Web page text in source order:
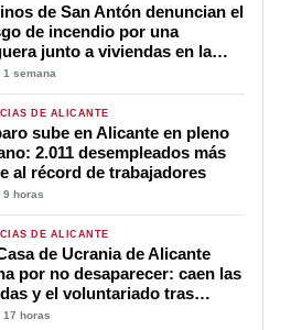
de San Antón denuncian el
de incendio por una
junto a viviendas en la
Peligros
1 semana
DE ALICANTE
sube en Alicante en pleno
2.011 desempleados más
al récord de trabajadores
9 horas
DE ALICANTE
de Ucrania de Alicante
por no desaparecer: caen las
y el voluntariado tras
años de guerra
17 horas